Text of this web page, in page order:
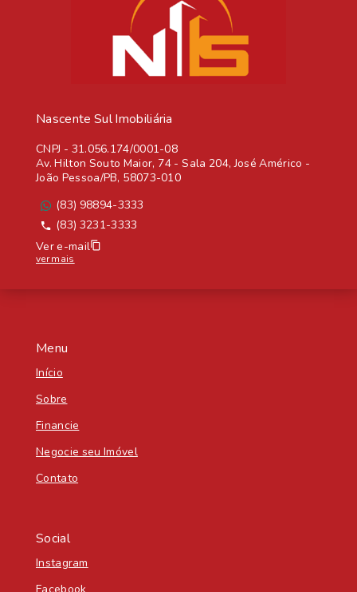
Menu
Início
Sobre
Financie
Negocie seu Imóvel
Contato
Social
Instagram
Facebook
Nascente Sul Imobiliária
CNPJ - 31.056.174/0001-08
Av. Hilton Souto Maior, 74 - Sala 204, José Américo -
João Pessoa/PB, 58073-010
(83) 98894-3333
(83) 3231-3333
Ver e-mail
ver mais